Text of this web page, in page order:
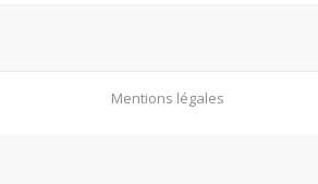
Mentions légales